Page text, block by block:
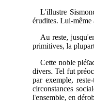
L'illustre
érudites. Lui-même
Au reste,
primitives, la
Cette noble
divers. Tel fut
par exemple,
circonstances
l'ensemble, en